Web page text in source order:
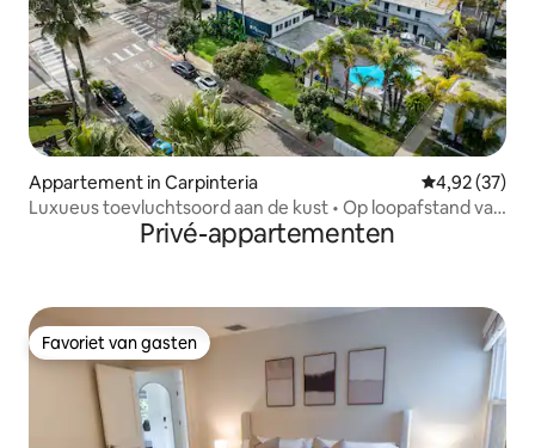
Appartement in Carpinteria Gemiddelde
4,92 (37)
Luxueus toevluchtsoord aan de kust • Op loopafstand van
het strand • Verwarmd zwembad
Privé-appartementen
Favoriet van gasten
Favoriet van gasten